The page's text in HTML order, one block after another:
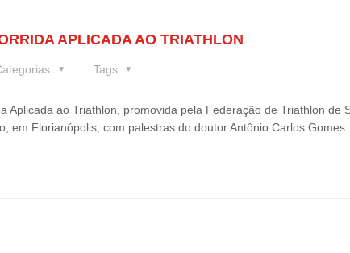
APLICADA AO TRIATHLON
Tags
ao Triathlon, promovida pela Federação de Triathlon de
em Florianópolis, com palestras do doutor Antônio Carlos Gomes.